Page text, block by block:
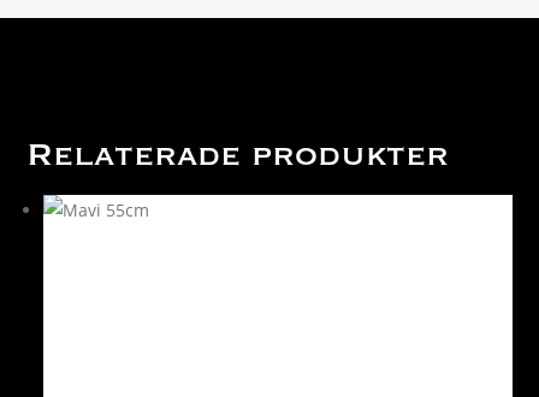
Relaterade produkter